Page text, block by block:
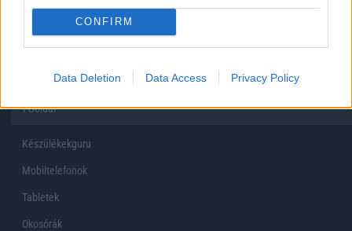
CONFIRM
Data Deletion Data Access Privacy Policy
Főoldal
Készülékekguru
Mobiltelefonok
Tabletek
Okosórák